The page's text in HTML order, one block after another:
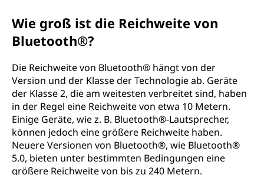
Wie groß ist die Reichweite von
Bluetooth®?
Die Reichweite von Bluetooth® hängt von der
Version und der Klasse der Technologie ab. Geräte
der Klasse 2, die am weitesten verbreitet sind, haben
in der Regel eine Reichweite von etwa 10 Metern.
Einige Geräte, wie z. B. Bluetooth®-Lautsprecher,
können jedoch eine größere Reichweite haben.
Neuere Versionen von Bluetooth®, wie Bluetooth®
5.0, bieten unter bestimmten Bedingungen eine
größere Reichweite von bis zu 240 Metern.